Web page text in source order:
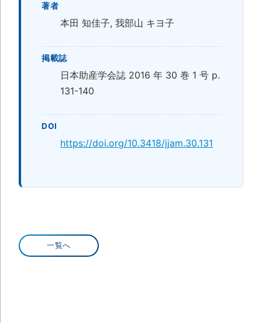
著者
本田 知佳子, 我部山 キヨ子
掲載誌
日本助産学会誌 2016 年 30 巻 1 号 p.
131-140
DOI
https://doi.org/10.3418/jjam.30.131
一覧へ